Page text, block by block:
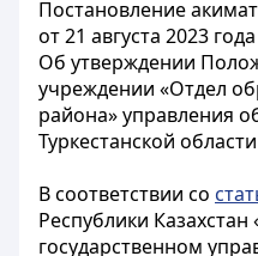
Постановление
от 21 августа 2023
Об утверждении
учреждении «Отдел
района» управления
Туркестанской области
В соответствии со
Республики
государственном